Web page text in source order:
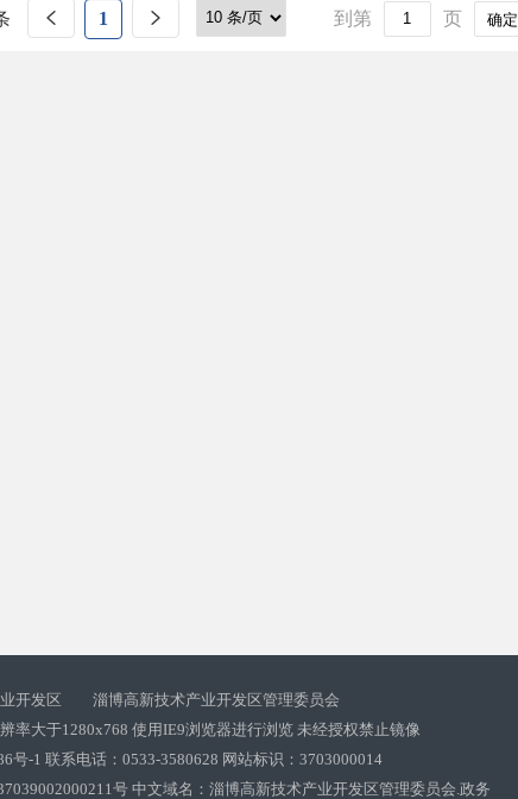
1 到第 页 确定
业开发区 淄博高新技术产业开发区管理委员会
率大于1280x768 使用IE9浏览器进行浏览 未经授权禁止镜像
号-1 联系电话：0533-3580628 网站标识：3703000014
号中文域名：淄博高新技术产业开发区管理委员会.政务